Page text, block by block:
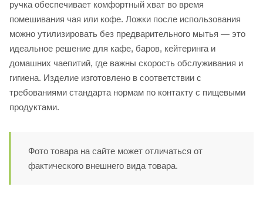
ручка обеспечивает комфортный хват во время
помешивания чая или кофе. Ложки после использования
можно утилизировать без предварительного мытья — это
идеальное решение для кафе, баров, кейтеринга и
домашних чаепитий, где важны скорость обслуживания и
гигиена. Изделие изготовлено в соответствии с
требованиями стандарта нормам по контакту с пищевыми
продуктами.
Фото товара на сайте может отличаться от
фактического внешнего вида товара.